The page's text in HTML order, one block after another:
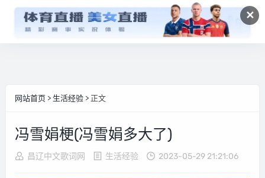
✕
网站首页 > 生活经验 > 正文
冯雪娟梗(冯雪娟多大了)
昌辽中文歌词网 生活经验 2023-05-29 21:21:06